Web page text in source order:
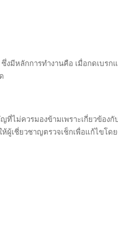
มีหลักการทำงานคือ เมื่อกดเบรก
ที่ไม่ควรมองข้ามเพราะเกี่ยวข้องกั
ผู้เชี่ยวชาญตรวจเช็กเพื่อแก้ไขโด